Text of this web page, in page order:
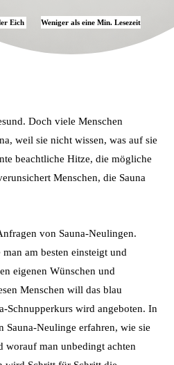
Eich Weniger als eine Min. Lesezeit
Doch viele Menschen
weil sie nicht wissen, was auf sie
beachtliche Hitze, die mögliche
Menschen, die Sauna
von Sauna-Neulingen.
am besten einsteigt und
eigenen Wünschen und
Menschen will das blau
Schnupperkurs wird angeboten. In
Sauna-Neulinge erfahren, wie sie
worauf man unbedingt achten